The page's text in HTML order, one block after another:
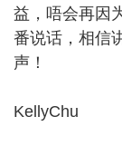
益，唔会再因
番说话，相信
声！
KellyChu